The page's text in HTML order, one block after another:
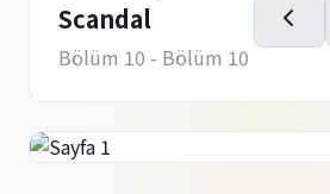
Scandal
Bölüm 10 - Bölüm 10